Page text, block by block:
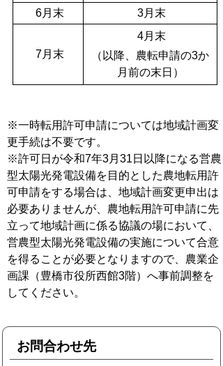
6月末
3月末
7月末
4月末
（以降、農転申請の3か
月前の末日）
※一時転用許可申請については地域計画変
更手続は不要です。
※許可日が令和7年3月31日以降になる営農
型太陽光発電設備を目的とした農地転用許
可申請をする場合は、地域計画変更申出は
必要ありませんが、農地転用許可申請に先
立って地域計画に係る協議の場において、
営農型太陽光発電設備の実施について合意
を得ることが必要となりますので、農業企
画課（豊橋市役所西館3階）へ事前調整を
してください。
お問合わせ先